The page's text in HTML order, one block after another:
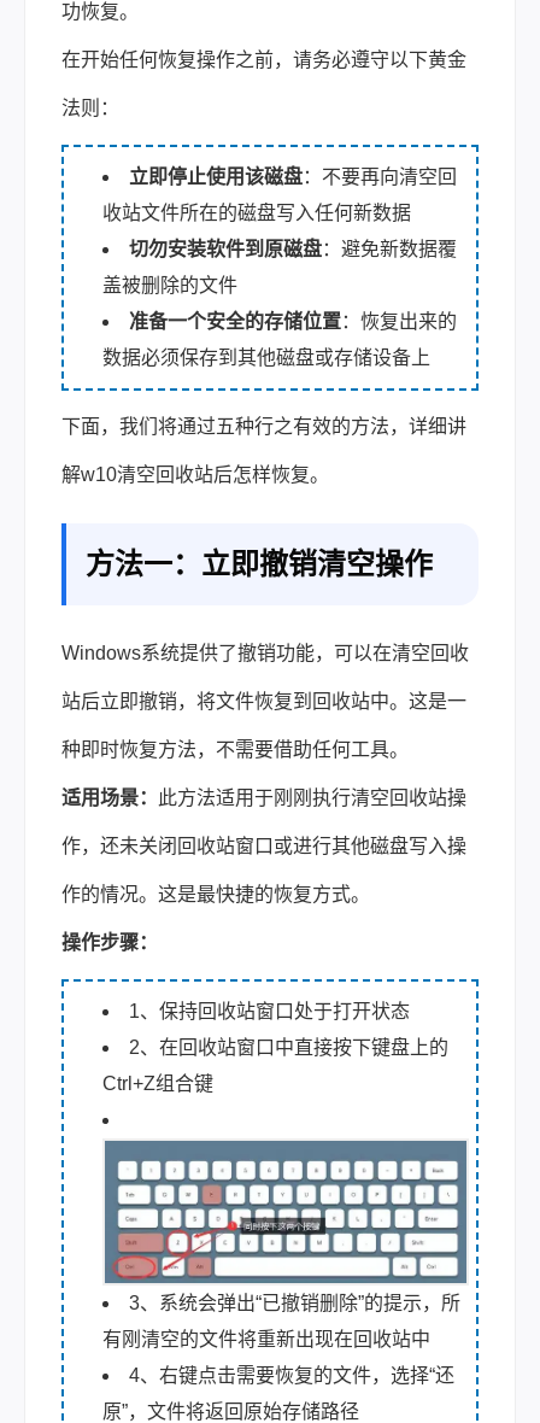
功恢复。
在开始任何恢复操作之前，请务必遵守以下黄金
法则：
立即停止使用该磁盘：不要再向清空回
收站文件所在的磁盘写入任何新数据
切勿安装软件到原磁盘：避免新数据覆
盖被删除的文件
准备一个安全的存储位置：恢复出来的
数据必须保存到其他磁盘或存储设备上
下面，我们将通过五种行之有效的方法，详细讲
解w10清空回收站后怎样恢复。
方法一：立即撤销清空操作
Windows系统提供了撤销功能，可以在清空回收
站后立即撤销，将文件恢复到回收站中。这是一
种即时恢复方法，不需要借助任何工具。
适用场景： 此方法适用于刚刚执行清空回收站操
作，还未关闭回收站窗口或进行其他磁盘写入操
作的情况。这是最快捷的恢复方式。
操作步骤：
1、保持回收站窗口处于打开状态
2、在回收站窗口中直接按下键盘上的
Ctrl+Z组合键
3、系统会弹出“已撤销删除”的提示，所
有刚清空的文件将重新出现在回收站中
4、右键点击需要恢复的文件，选择“还
原”，文件将返回原始存储路径